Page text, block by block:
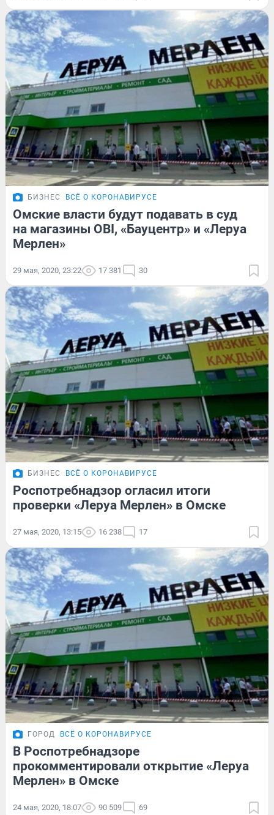
БИЗНЕС ВСЁ О КОРОНАВИРУСЕ
Омские власти будут подавать в суд
на магазины OBI, «Бауцентр» и «Леруа
Мерлен»
29 мая, 2020, 23:22 17 381 30
БИЗНЕС ВСЁ О КОРОНАВИРУСЕ
Роспотребнадзор огласил итоги
проверки «Леруа Мерлен» в Омске
27 мая, 2020, 13:15 16 238 17
ГОРОД ВСЁ О КОРОНАВИРУСЕ
В Роспотребнадзоре
прокомментировали открытие «Леруа
Мерлен» в Омске
24 мая, 2020, 18:07 90 509 69